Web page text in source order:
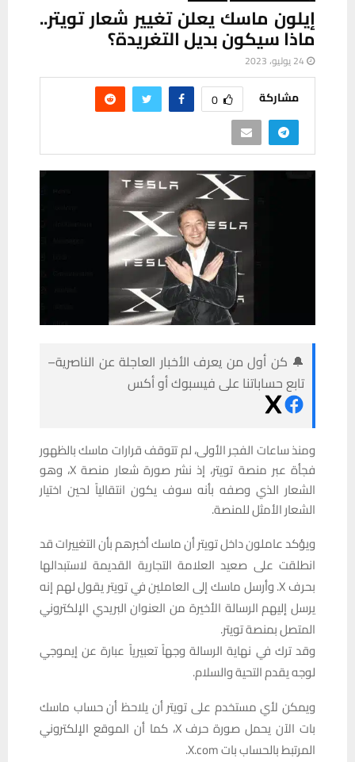
إيلون ماسك يعلن تغيير شعار تويتر..
ماذا سيكون بديل التغريدة؟
24 يوليو، 2023
مشاركة 0
🔔 كن أول من يعرف الأخبار العاجلة عن الناصرية–
تابع حساباتنا على فيسبوك أو أكس
ومنذ ساعات الفجر الأولى، لم تتوقف قرارات ماسك بالظهور
فجأة عبر منصة تويتر، إذ نشر صورة شعار منصة X، وهو
الشعار الذي وصفه بأنه سوف يكون انتقالياً لحين اختيار
الشعار الأمثل للمنصة.
ويؤكد عاملون داخل تويتر أن ماسك أخبرهم بأن التغييرات قد
انطلقت على صعيد العلامة التجارية القديمة لاستبدالها
بحرف X. وأرسل ماسك إلى العاملين في تويتر يقول لهم إنه
يرسل إليهم الرسالة الأخيرة من العنوان البريدي الإلكتروني
المتصل بمنصة تويتر.
وقد ترك في نهاية الرسالة وجهاً تعبيرياً عبارة عن إيموجي
لوجه يقدم التحية والسلام.
ويمكن لأي مستخدم على تويتر أن يلاحظ أن حساب ماسك
بات الآن يحمل صورة حرف X، كما أن الموقع الإلكتروني
المرتبط بالحساب بات X.com.